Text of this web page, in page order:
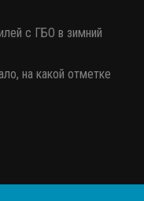
с ГБО в зимний
на какой отметке